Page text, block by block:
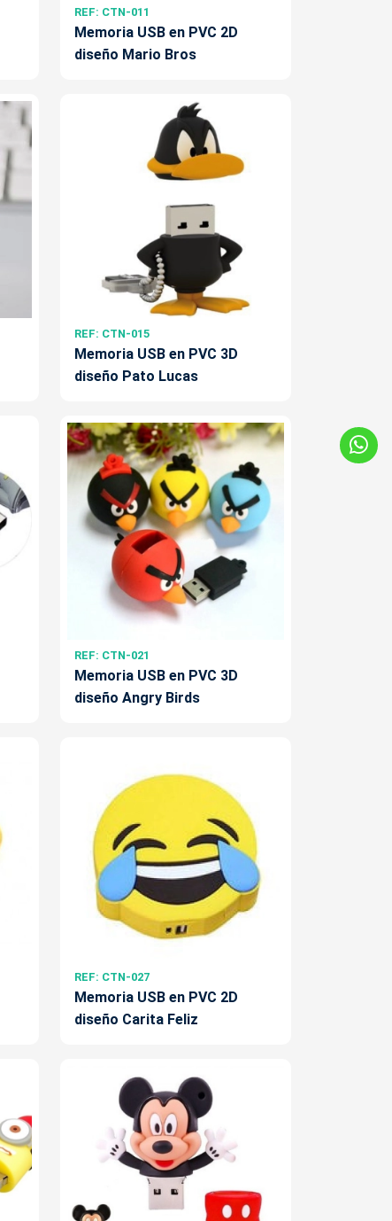
REF: CTN-011
Memoria USB en PVC 2D
diseño Mario Bros
REF: CTN-015
Memoria USB en PVC 3D
diseño Pato Lucas
REF: CTN-021
Memoria USB en PVC 3D
diseño Angry Birds
REF: CTN-027
Memoria USB en PVC 2D
diseño Carita Feliz